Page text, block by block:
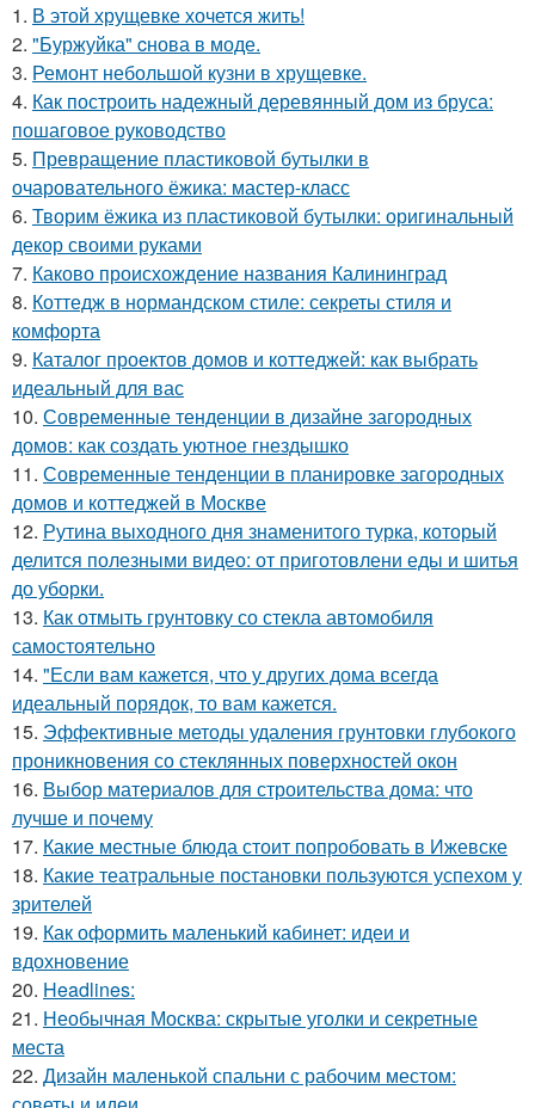
1. В этой хрущевке хочется жить!
2. "Буржуйка" cнова в моде.
3. Ремонт небольшой кузни в хрущевке.
4. Как построить надежный деревянный дом из бруса:
пошаговое руководство
5. Превращение пластиковой бутылки в
очаровательного ёжика: мастер-класс
6. Творим ёжика из пластиковой бутылки: оригинальный
декор своими руками
7. Каково происхождение названия Калининград
8. Коттедж в нормандском стиле: секреты стиля и
комфорта
9. Каталог проектов домов и коттеджей: как выбрать
идеальный для вас
10. Современные тенденции в дизайне загородных
домов: как создать уютное гнездышко
11. Современные тенденции в планировке загородных
домов и коттеджей в Москве
12. Рутина выходного дня знаменитого турка, который
делится полезными видео: от приготовлени еды и шитья
до уборки.
13. Как отмыть грунтовку со стекла автомобиля
самостоятельно
14. "Если вам кажется, что у других дома всегда
идеальный порядок, то вам кажется.
15. Эффективные методы удаления грунтовки глубокого
проникновения со стеклянных поверхностей окон
16. Выбор материалов для строительства дома: что
лучше и почему
17. Какие местные блюда стоит попробовать в Ижевске
18. Какие театральные постановки пользуются успехом у
зрителей
19. Как оформить маленький кабинет: идеи и
вдохновение
20. Headlines:
21. Необычная Москва: скрытые уголки и секретные
места
22. Дизайн маленькой спальни с рабочим местом: